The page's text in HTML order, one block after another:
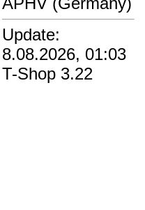
Update:
8.08.2026, 01:03
T-Shop 3.22